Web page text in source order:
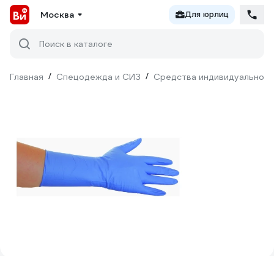
Москва Для юрлиц
Поиск в каталоге
Главная / Спецодежда и СИЗ / Средства индивидуальной